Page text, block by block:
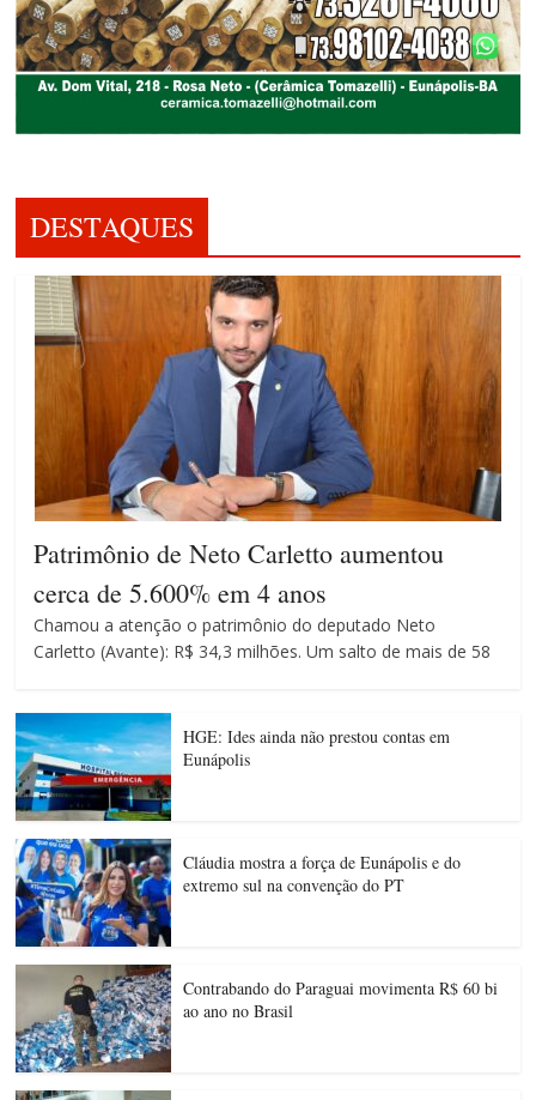
DESTAQUES
Patrimônio de Neto Carletto aumentou
cerca de 5.600% em 4 anos
Chamou a atenção o patrimônio do deputado Neto
Carletto (Avante): R$ 34,3 milhões. Um salto de mais de 58
HGE: Ides ainda não prestou contas em
Eunápolis
Cláudia mostra a força de Eunápolis e do
extremo sul na convenção do PT
Contrabando do Paraguai movimenta R$ 60 bi
ao ano no Brasil